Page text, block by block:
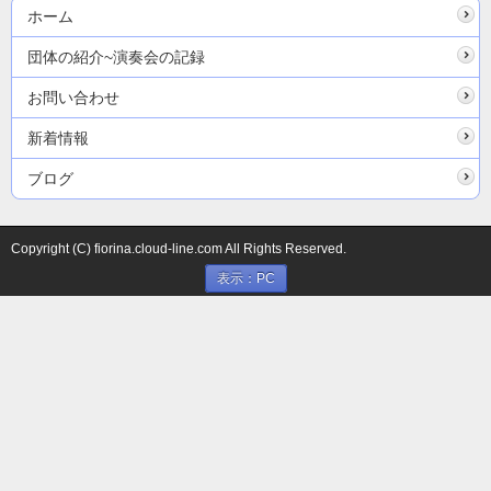
ホーム
団体の紹介~演奏会の記録
お問い合わせ
新着情報
ブログ
Copyright (C) fiorina.cloud-line.com All Rights Reserved.
表示：PC